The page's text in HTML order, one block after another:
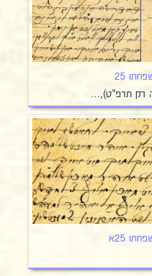
25
רק תרפ"ט),…
25א